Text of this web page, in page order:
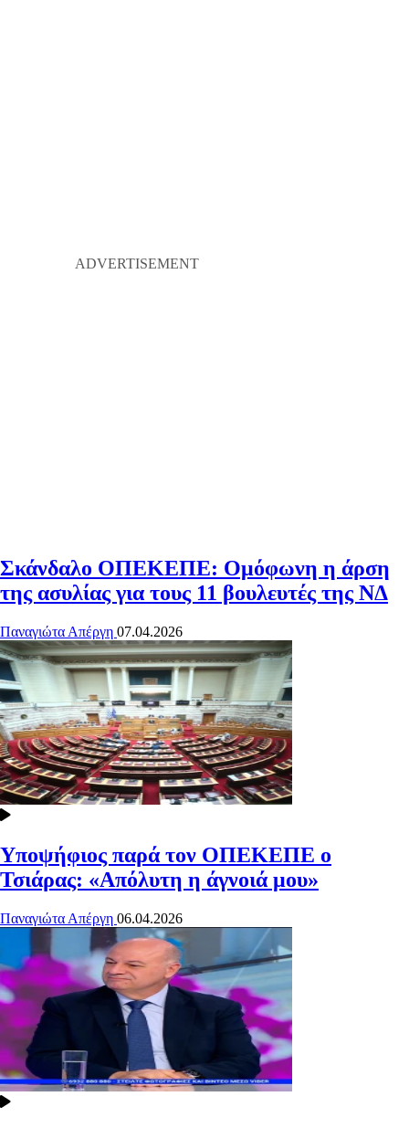
Σκάνδαλο ΟΠΕΚΕΠΕ: Ομόφωνη η άρση
της ασυλίας για τους 11 βουλευτές της ΝΔ
Παναγιώτα Απέργη 07.04.2026
Υποψήφιος παρά τον ΟΠΕΚΕΠΕ ο
Τσιάρας: «Απόλυτη η άγνοιά μου»
Παναγιώτα Απέργη 06.04.2026